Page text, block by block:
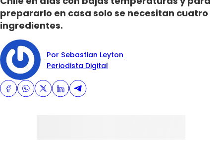
prepararlo en casa solo se necesitan cuatro
ingredientes.
Por Sebastian Leyton
Periodista Digital